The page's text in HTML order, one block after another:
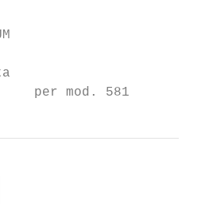
per mod. 581